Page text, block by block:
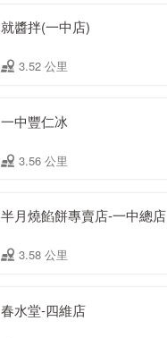
就醬拌(一中店)
3.52 公里
一中豐仁冰
3.56 公里
半月燒餡餅專賣店-一中總店
3.58 公里
春水堂-四維店